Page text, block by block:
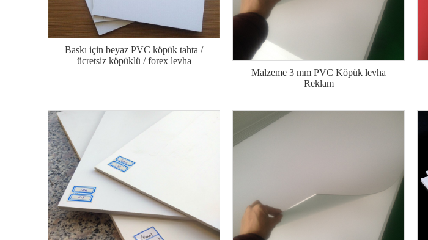
Baskı için beyaz PVC köpük tahta /
ücretsiz köpüklü / forex levha
Malzeme 3 mm PVC Köpük levha
Reklam